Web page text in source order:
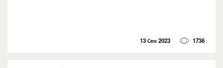
13 Сен 2023 1736